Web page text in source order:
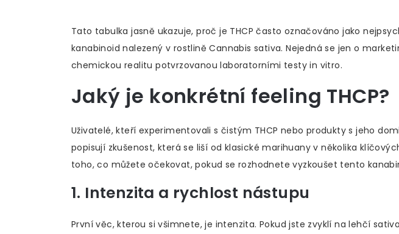
Tato tabulka jasně ukazuje, proč je THCP často označováno jako
kanabinoid nalezený v rostlině Cannabis sativa. Nejedná se jen o
chemickou realitu potvrzovanou laboratorními testy in vitro.
Jaký je konkrétní feeling THCP?
Uživatelé, kteří experimentovali s čistým THCP nebo produkty s jeho
popisují zkušenost, která se liší od klasické marihuany v několika
toho, co můžete očekovat, pokud se rozhodnete vyzkoušet tento
1. Intenzita a rychlost nástupu
První věc, kterou si všimnete, je intenzita. Pokud jste zvyklí na lehčí